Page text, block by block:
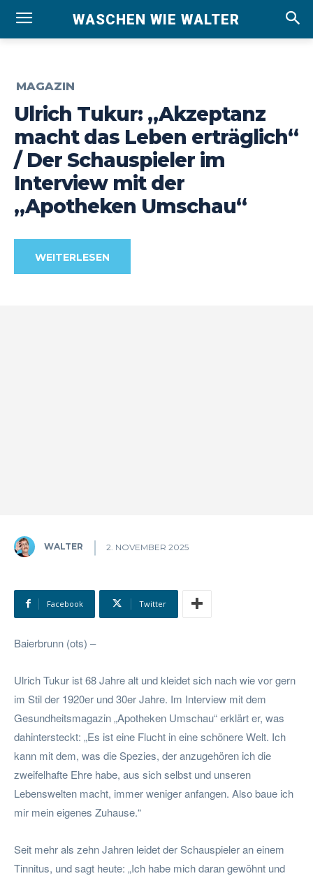
WASCHEN WIE WALTER
MAGAZIN
Ulrich Tukur: „Akzeptanz
macht das Leben erträglich“
/ Der Schauspieler im
Interview mit der
„Apotheken Umschau“
WEITERLESEN
WALTER 2. NOVEMBER 2025
Facebook Twitter
Baierbrunn (ots) –
Ulrich Tukur ist 68 Jahre alt und kleidet sich nach wie vor gern
im Stil der 1920er und 30er Jahre. Im Interview mit dem
Gesundheitsmagazin „Apotheken Umschau“ erklärt er, was
dahintersteckt: „Es ist eine Flucht in eine schönere Welt. Ich
kann mit dem, was die Spezies, der anzugehören ich die
zweifelhafte Ehre habe, aus sich selbst und unseren
Lebenswelten macht, immer weniger anfangen. Also baue ich
mir mein eigenes Zuhause.“
Seit mehr als zehn Jahren leidet der Schauspieler an einem
Tinnitus, und sagt heute: „Ich habe mich daran gewöhnt und